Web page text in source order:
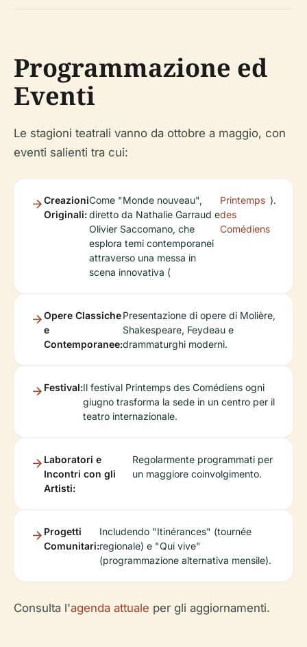
Programmazione ed
Eventi
Le stagioni teatrali vanno da ottobre a maggio, con
eventi salienti tra cui:
Creazioni
Originali:
Come "Monde nouveau",
diretto da Nathalie Garraud e
Olivier Saccomano, che
esplora temi contemporanei
attraverso una messa in
scena innovativa (
Printemps
des
Comédiens
).
Opere Classiche
e
Contemporanee:
Presentazione di opere di Molière,
Shakespeare, Feydeau e
drammaturghi moderni.
Festival:Il festival Printemps des Comédiens ogni
giugno trasforma la sede in un centro per il
teatro internazionale.
Laboratori e
Incontri con gli
Artisti:
Regolarmente programmati per
un maggiore coinvolgimento.
Progetti
Comunitari:
Includendo "Itinérances" (tournée
regionale) e "Qui vive"
(programmazione alternativa mensile).
Consulta l'agenda attuale per gli aggiornamenti.